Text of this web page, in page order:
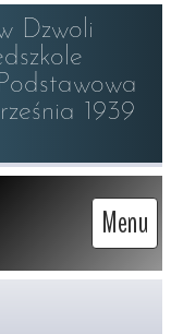
Dzwoli
1939
Menu